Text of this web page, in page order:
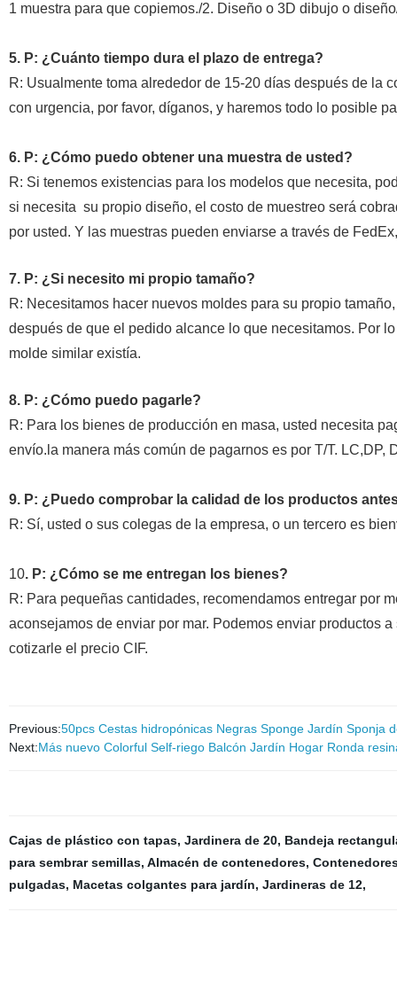
1 muestra para que copiemos./2. Diseño o 3D dibujo o
5. P: ¿Cuánto tiempo dura el plazo de entrega?
R: Usualmente toma alrededor de 15-20 días después de la
con urgencia, por favor, díganos, y haremos todo lo posible
6. P: ¿Cómo puedo obtener una muestra de usted?
R: Si tenemos existencias para los modelos que necesita,
si necesita su propio diseño, el costo de muestreo será
por usted. Y las muestras pueden enviarse a través de
7. P: ¿Si necesito mi propio tamaño?
R: Necesitamos hacer nuevos moldes para su propio
después de que el pedidoalcance lo que necesitamos. Por
molde similar existía.
8. P: ¿Cómo puedo pagarle?
R: Para los bienes de producción en masa, usted necesita
envío.la manera más común de pagarnos es por T/T. LC,DP,
9. P: ¿Puedo comprobar la calidad de los productos
R: Sí, usted o sus colegas de la empresa, o un tercero es
10. P: ¿Cómo se me entregan los bienes?
R: Para pequeñas cantidades, recomendamos entregar por
aconsejamos de enviar por mar. Podemos enviar productos
cotizarle el precio CIF.
Previous:50pcs Cestas hidropónicas Negras Sponge Jardín Sponja
Next:Más nuevo Colorful Self-riego Balcón Jardín Hogar Ronda
Cajas de plástico con tapas, Jardinera de 20, Bandeja
para sembrar semillas, Almacén de contenedores,
pulgadas, Macetas colgantes para jardín, Jardineras de 12,